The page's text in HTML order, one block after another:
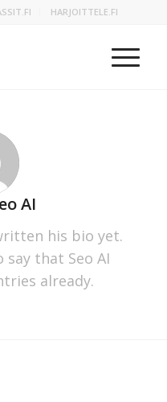
HARJOITTELE.FI
AI
his bio yet.
say that Seo AI
already.